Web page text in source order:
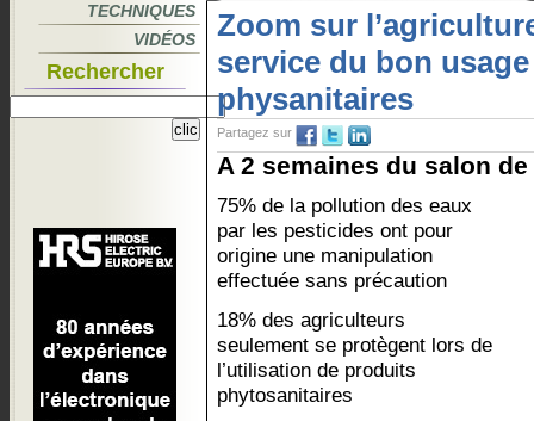
TECHNIQUES
VIDÉOS
Rechercher
Zoom sur
service du bon
physanitaires
Partagez sur
A 2 semaines du salon
75% de la pollution des eaux
par les pesticides ont pour
origine une manipulation
effectuée sans précaution
18% des agriculteurs
seulement se protègent lors de
l’utilisation de produits
phytosanitaires